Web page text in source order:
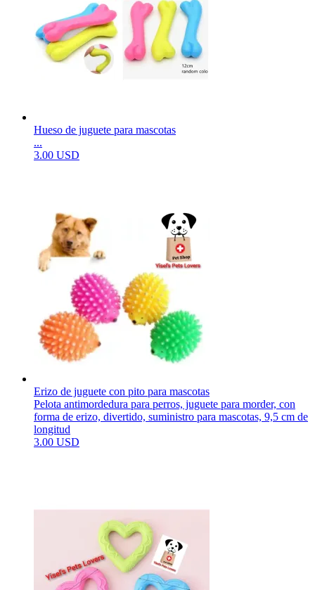
Hueso de juguete para mascotas
...
3.00 USD
Erizo de juguete con pito para mascotas
Pelota antimordedura para perros, juguete para morder, con
forma de erizo, divertido, suministro para mascotas, 9,5 cm de
longitud
3.00 USD